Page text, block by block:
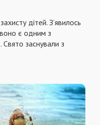
дітей. З’явилось
є одним з
заснували з